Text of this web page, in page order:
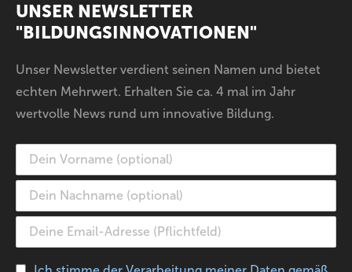
UNSER NEWSLETTER
"BILDUNGSINNOVATIONEN"
Unser Newsletter verdient seinen Namen und bietet
echten Mehrwert. Erhalten Sie ca. 4 mal im Jahr
wertvolle News rund um innovative Bildung.